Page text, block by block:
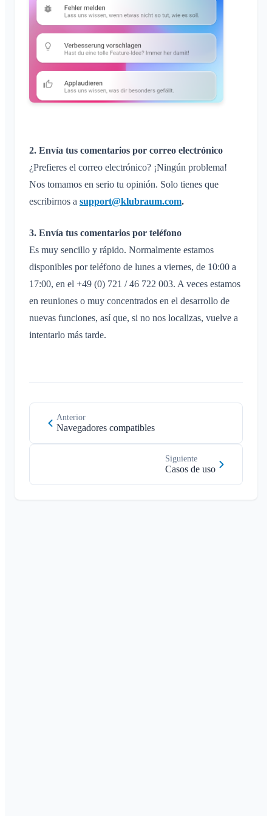
Cambiar el nombre del Klubraum
Cerrar el Klubraum
2. Envía tus comentarios por correo electrónico
¿Prefieres el correo electrónico? ¡Ningún problema!
Nos tomamos en serio tu opinión. Solo tienes que
escribirnos a support@klubraum.com.
3. Envía tus comentarios por teléfono
Es muy sencillo y rápido. Normalmente estamos
disponibles por teléfono de lunes a viernes, de 10:00 a
17:00, en el +49 (0) 721 / 46 722 003. A veces estamos
en reuniones o muy concentrados en el desarrollo de
nuevas funciones, así que, si no nos localizas, vuelve a
intentarlo más tarde.
Anterior
Navegadores compatibles
Siguiente
Casos de uso